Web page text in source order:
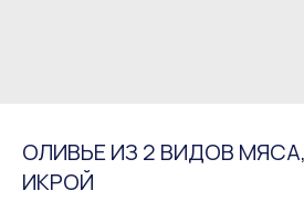
ОЛИВЬЕ ИЗ 2 ВИДОВ
ИКРОЙ